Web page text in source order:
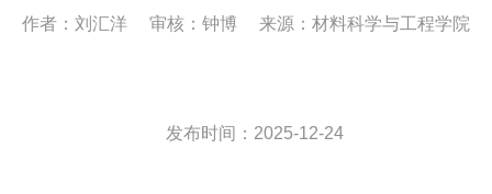
作者：刘汇洋 审核：钟博 来源：材料科学与工程学院
发布时间：2025-12-24